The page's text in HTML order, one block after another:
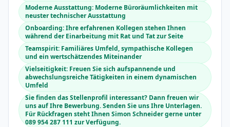
Moderne Ausstattung: Moderne Büroräumlichkeiten mit
neuster technischer Ausstattung
Onboarding: Ihre erfahrenen Kollegen stehen Ihnen
während der Einarbeitung mit Rat und Tat zur Seite
Teamspirit: Familiäres Umfeld, sympathische Kollegen
und ein wertschätzendes Miteinander
Vielseitigkeit: Freuen Sie sich aufspannende und
abwechslungsreiche Tätigkeiten in einem dynamischen
Umfeld
Sie finden das Stellenprofil interessant? Dann freuen wir
uns auf Ihre Bewerbung. Senden Sie uns Ihre Unterlagen.
Für Rückfragen steht Ihnen Simon Schneider gerne unter
089 954 287 111 zur Verfügung.